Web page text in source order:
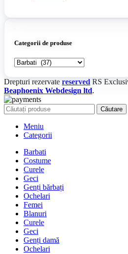
Categorii de produse
Drepturi rezervate reserved RS
Beaphoenix Webdesign ltd.
Căutare
Meniu
Categorii
Barbati
Costume
Curele
Geci
Genți bărbați
Ochelari
Femei
Blanuri
Curele
Geci
Genți damă
Ochelari